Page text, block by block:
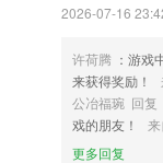
2026-07-16
许荷腾 ：游戏
来获得奖励！
公冶福琬 回复
戏的朋友！
来
更多回复